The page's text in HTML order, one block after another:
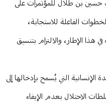
حسين بن طلال للمؤتمرات على
الفاعلة للاستجابة،
هذا الإطار، والالتزام بتنسيق
التي يُسمح بإدخالها إلى
الاحتلال بعدم الإيفاء